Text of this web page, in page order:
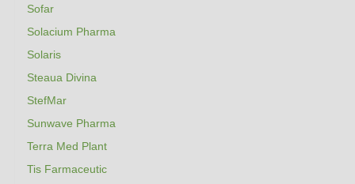
Sofar
Solacium Pharma
Solaris
Steaua Divina
StefMar
Sunwave Pharma
Terra Med Plant
Tis Farmaceutic